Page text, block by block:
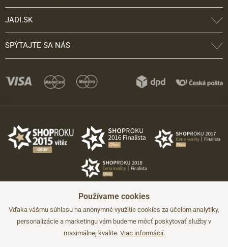
JADI.SK
SPÝTAJTE SA NÁS
Používame cookies
Vďaka vášmu súhlasu na anonymné využitie cookies za účelom analytiky,
personalizácie a marketingu vám budeme môcť poskytovať služby v
maximálnej kvalite. Viac informácií.